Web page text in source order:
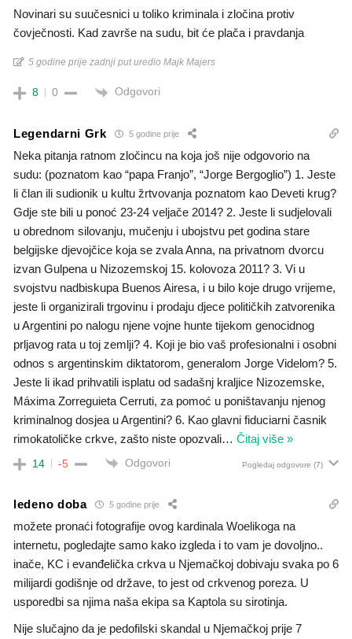
Novinari su suučesnici u toliko kriminala i zločina protiv
čovječnosti. Kad završe na sudu, bit će plača i pravdanja
5 godine prije zadnji put uredio Majk Majers
8 0 Odgovori
Legendarni Grk 5 godine prije
Neka pitanja ratnom zločincu na koja još nije odgovorio na
sudu: (poznatom kao “papa Franjo”, “Jorge Bergoglio”) 1. Jeste
li član ili sudionik u kultu žrtvovanja poznatom kao Deveti krug?
Gdje ste bili u ponoć 23-24 veljače 2014? 2. Jeste li sudjelovali
u obrednom silovanju, mučenju i ubojstvu pet godina stare
belgijske djevojčice koja se zvala Anna, na privatnom dvorcu
izvan Gulpena u Nizozemskoj 15. kolovoza 2011? 3. Vi u
svojstvu nadbiskupa Buenos Airesa, i u bilo koje drugo vrijeme,
jeste li organizirali trgovinu i prodaju djece političkih zatvorenika
u Argentini po nalogu njene vojne hunte tijekom genocidnog
prljavog rata u toj zemlji? 4. Koji je bio vaš profesionalni i osobni
odnos s argentinskim diktatorom, generalom Jorge Videlom? 5.
Jeste li ikad prihvatili isplatu od sadašnj kraljice Nizozemske,
Máxima Zorreguieta Cerruti, za pomoć u poništavanju njenog
kriminalnog dosjea u Argentini? 6. Kao glavni fiduciarni časnik
rimokatoličke crkve, zašto niste opozvali… Čitaj više »
14 -5 Odgovori Pogledaj odgovore (7)
ledeno doba 5 godine prije
možete pronaći fotografije ovog kardinala Woelikoga na
internetu, pogledajte samo kako izgleda i to vam je dovoljno..
inače, KC i evanđelička crkva u Njemačkoj dobivaju svaka po 6
milijardi godišnje od države, to jest od crkvenog poreza. U
usporedbi sa njima naša ekipa sa Kaptola su sirotinja.
Nije slučajno da je pedofilski skandal u Njemačkoj prije 7